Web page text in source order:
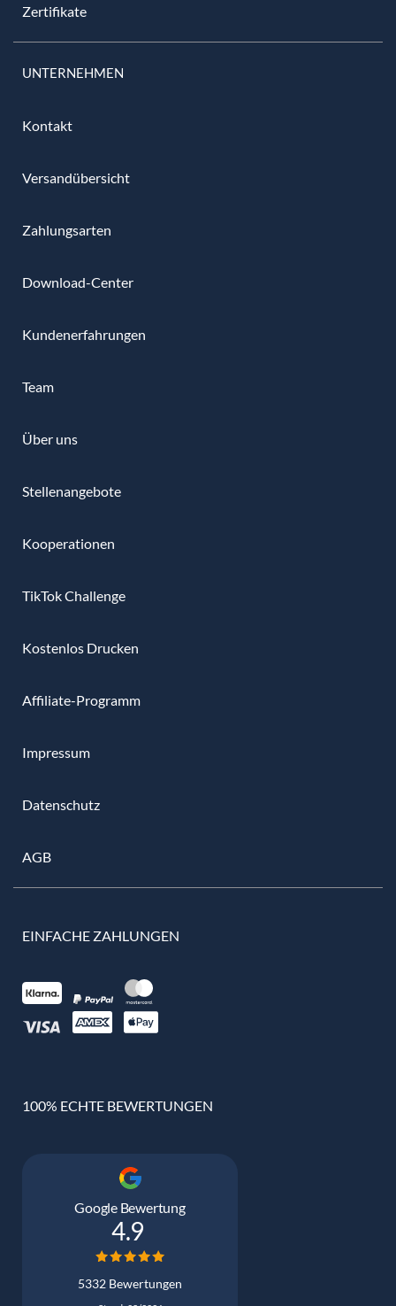
Zertifikate
UNTERNEHMEN
Kontakt
Versandübersicht
Zahlungsarten
Download-Center
Kundenerfahrungen
Team
Über uns
Stellenangebote
Kooperationen
TikTok Challenge
Kostenlos Drucken
Affiliate-Programm
Impressum
Datenschutz
AGB
EINFACHE ZAHLUNGEN
100% ECHTE BEWERTUNGEN
Google Bewertung
4.9
5332 Bewertungen